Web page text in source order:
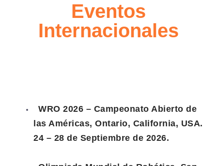
Eventos
Internacionales
WRO 2026 – Campeonato Abierto de
las Américas, Ontario, California, USA.
24 – 28 de Septiembre de 2026.